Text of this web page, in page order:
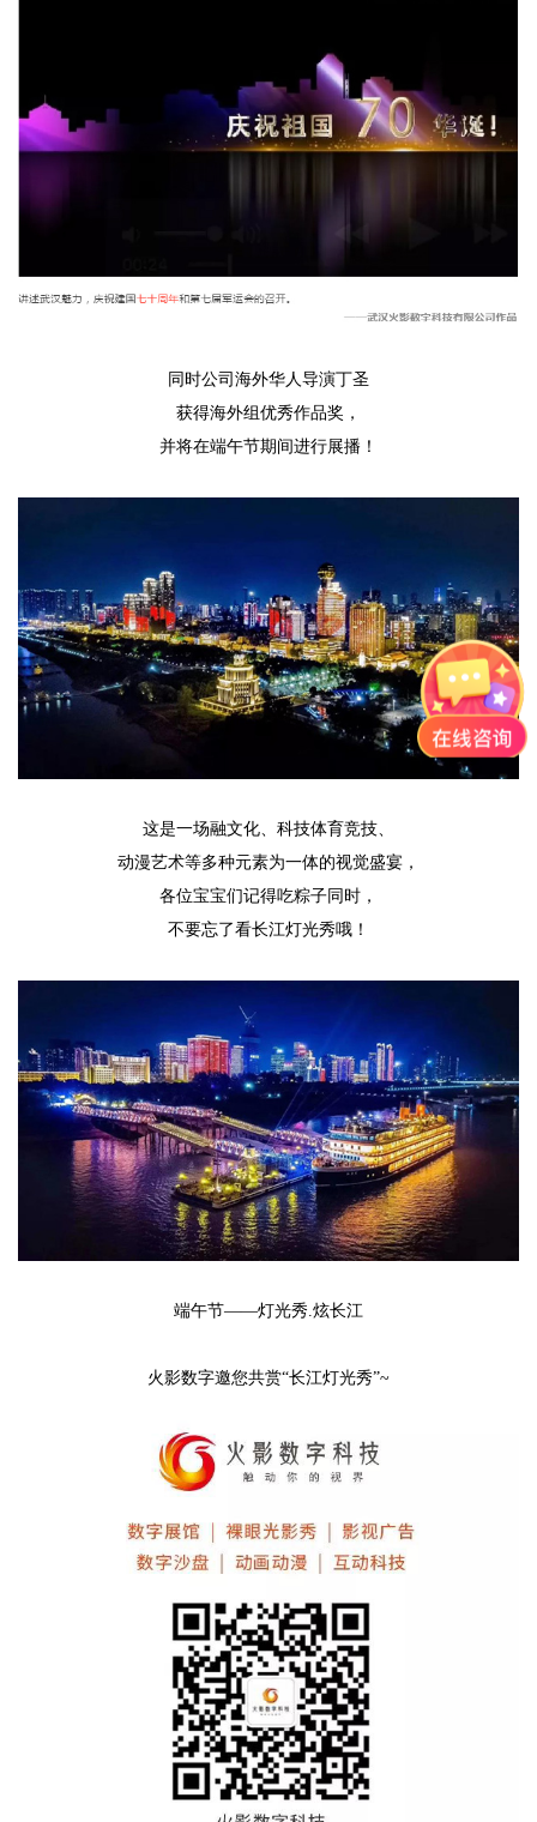
同时公司海外华人导演丁圣
获得海外组优秀作品奖，
并将在端午节期间进行展播！
这是一场融文化、科技体育竞技、
动漫艺术等多种元素为一体的视觉盛宴，
各位宝宝们记得吃粽子同时，
不要忘了看长江灯光秀哦！
端午节——灯光秀.炫长江
火影数字邀您共赏“长江灯光秀”~